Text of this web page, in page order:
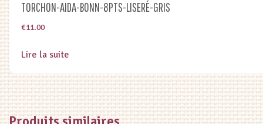
TORCHON-AIDA-BONN-8PTS-LISERÉ-GRIS
€11.00
Lire la suite